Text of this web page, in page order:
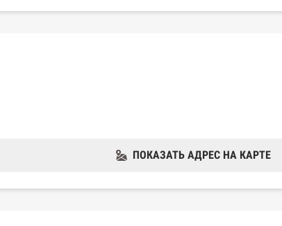
ПОКАЗАТЬ АДРЕС НА КАРТЕ